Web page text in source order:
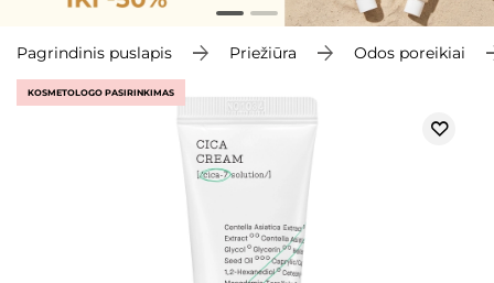
Pagrindinis puslapis Priežiūra Odos poreikiai
KOSMETOLOGO PASIRINKIMAS